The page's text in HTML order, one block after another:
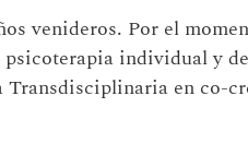
venideros. Por el
individual y
en co-